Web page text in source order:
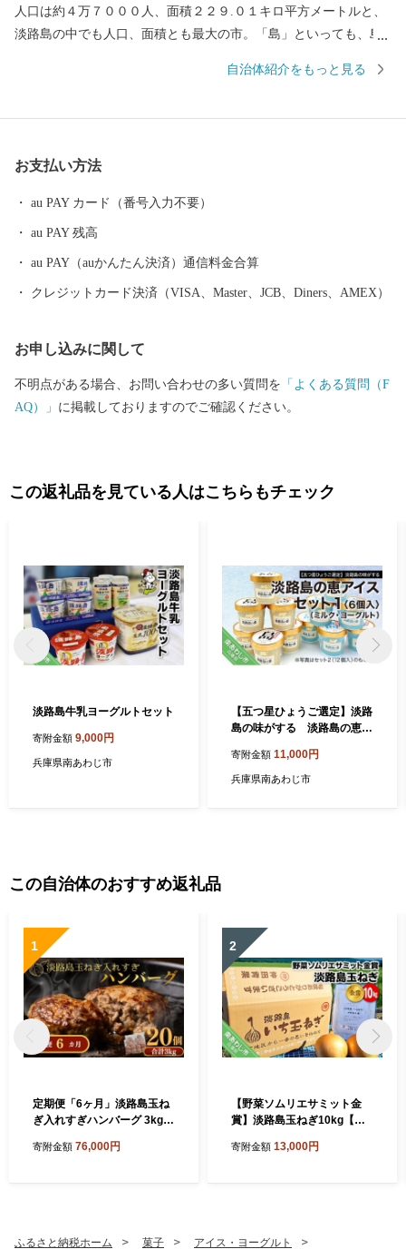
人口は約４万７０００人、面積２２９.０１キロ平方メートルと、
淡路島の中でも人口、面積とも最大の市。「島」といっても、島
スしやすく、高速バスだと、京阪神から約２時間。徳島方面から
自治体紹介をもっと見る
お支払い方法
au PAY カード（番号入力不要）
au PAY 残高
au PAY（auかんたん決済）通信料金合算
クレジットカード決済（VISA、Master、JCB、Diners、AMEX）
お申し込みに関して
不明点がある場合、お問い合わせの多い質問を 「よくある質問（F
AQ）」 に掲載しておりますのでご確認ください。
この返礼品を見ている人はこちらもチェック
淡路島牛乳ヨーグルトセット
寄附金額 9,000円
兵庫県南あわじ市
【五つ星ひょうご選定】淡路
島の味がする 淡路島の恵ア
セット1（6個入）
寄附金額 11,000円
兵庫県南あわじ市
この自治体のおすすめ返礼品
1
定期便「6ヶ月」淡路島玉ね
ぎ入れすぎハンバーグ 3kg
寄附金額 76,000円
2
【野菜ソムリエサミット金
賞】淡路島玉ねぎ10kg【仲
寄附金額 13,000円
ふるさと納税ホーム 菓子 アイス・ヨーグルト